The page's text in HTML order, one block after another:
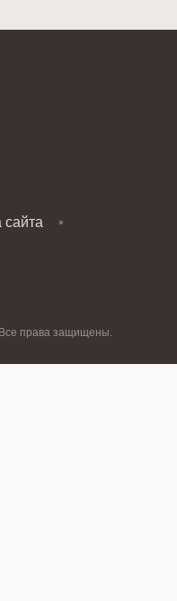
сайта
права защищены.